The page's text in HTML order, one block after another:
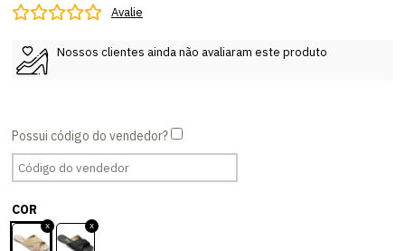
Avalie
Nossos clientes ainda não avaliaram este produto
COR